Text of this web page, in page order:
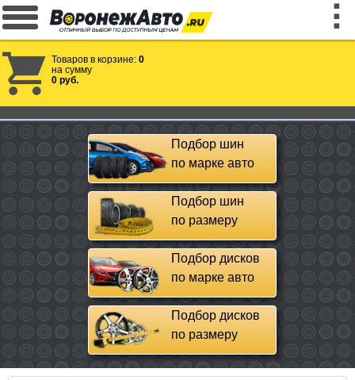
Товаров в корзине: 0
на сумму
0 руб.
Подбор шин
по марке авто
Подбор шин
по размеру
Подбор дисков
по марке авто
Подбор дисков
по размеру